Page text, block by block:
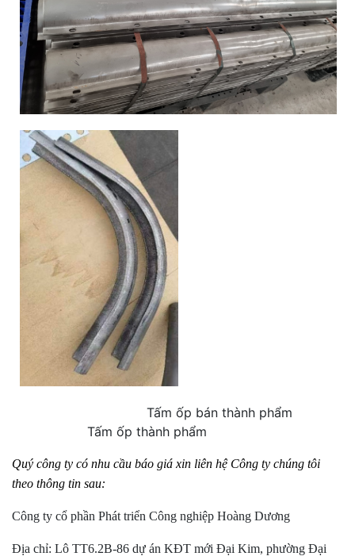
Tấm ốp bán thành phẩm
Tấm ốp thành phẩm
Quý công ty có nhu cầu báo giá xin liên hệ Công ty chúng tôi
theo thông tin sau:
Công ty cổ phần Phát triển Công nghiệp Hoàng Dương
Địa chỉ: Lô TT6.2B-86 dự án KĐT mới Đại Kim, phường Đại